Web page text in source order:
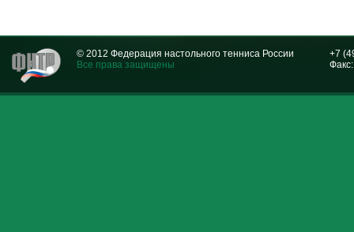
© 2012 Федерация настольного тенниса России
Все права защищены
+7